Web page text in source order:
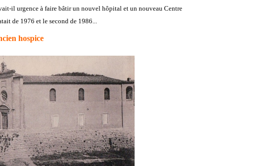
il urgence à faire bâtir un nouvel hôpital et un nouveau Centre
de 1976 et le second de 1986...
hospice